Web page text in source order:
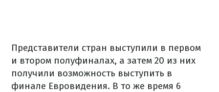
Представители стран выступили в первом
и втором полуфиналах, а затем 20 из них
получили возможность выступить в
финале Евровидения. В то же время 6